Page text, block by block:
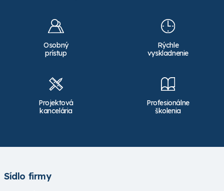
Osobný
prístup
Rýchle
vyskladnenie
Projektová
kancelária
Profesionálne
školenia
Sídlo firmy